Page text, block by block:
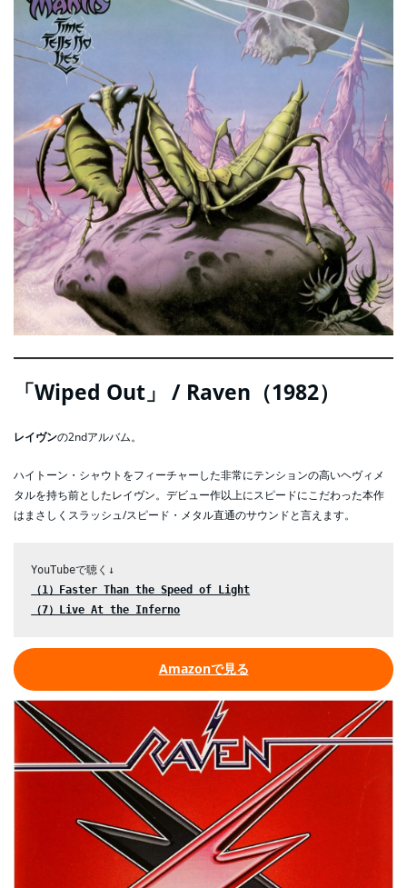
「Wiped Out」 / Raven（1982）
レイヴンの2ndアルバム。
ハイトーン・シャウトをフィーチャーした非常にテンションの高いヘヴィメ
タルを持ち前としたレイヴン。デビュー作以上にスピードにこだわった本作
はまさしくスラッシュ/スピード・メタル直通のサウンドと言えます。
（1）Faster Than the Speed of Light
（7）Live At the Inferno
Amazonで見る